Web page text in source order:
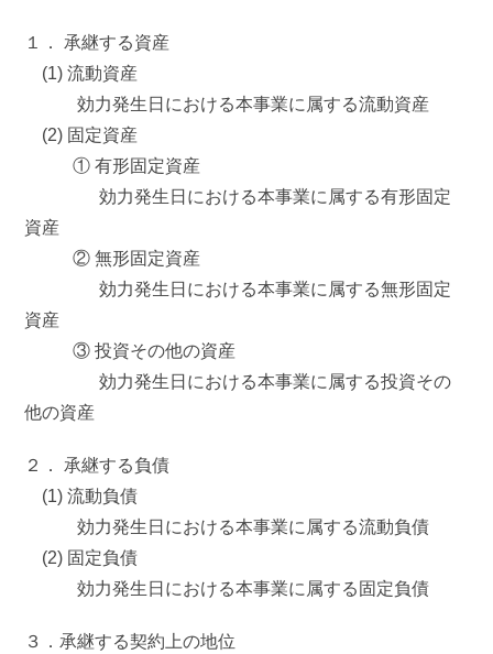
１． 承継する資産
(1) 流動資産
効力発生日における本事業に属する流動資産
(2) 固定資産
① 有形固定資産
効力発生日における本事業に属する有形固定
資産
② 無形固定資産
効力発生日における本事業に属する無形固定
資産
③ 投資その他の資産
効力発生日における本事業に属する投資その
他の資産
２． 承継する負債
(1) 流動負債
効力発生日における本事業に属する流動負債
(2) 固定負債
効力発生日における本事業に属する固定負債
３．承継する契約上の地位